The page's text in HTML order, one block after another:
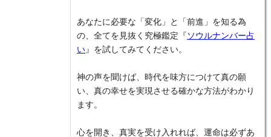
あなたに必要な「変化」と「前進」を知る為
の、全てを見抜く究極鑑定『 ソウルナンバー占
い 』を試してみてください。
神の声を聞けば、時代を味方につけて真の願
い、真の幸せを実現させる確かな方法がわかり
ます。
心を開き、真実を受け入れれば、運命は必ずあ